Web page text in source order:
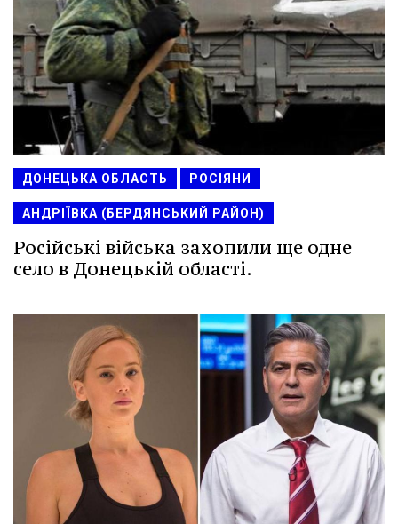
ДОНЕЦЬКА ОБЛАСТЬ РОСІЯНИ
АНДРІЇВКА (БЕРДЯНСЬКИЙ РАЙОН)
Російські війська захопили ще одне
село в Донецькій області.